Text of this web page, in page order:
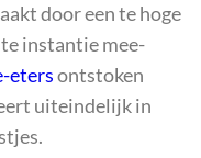
door een te hoge
instantie mee-
etersontstoken
uiteindelijk in